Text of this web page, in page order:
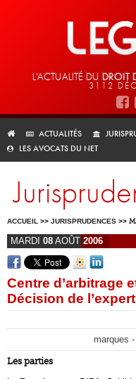
L'ACTUALITÉ DU DROIT
3112
ACTUALITÉS
LES AVOCATS DU NET
ACCUEIL >> JURISPRUDENCES >>
MARDI 08 AOÛT 2006
Centre d’arbitrage
Décision de
marques
Les parties